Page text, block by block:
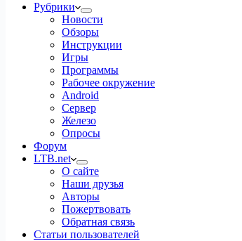
Рубрики
Новости
Обзоры
Инструкции
Игры
Программы
Рабочее окружение
Android
Сервер
Железо
Опросы
Форум
LTB.net
О сайте
Наши друзья
Авторы
Пожертвовать
Обратная связь
Статьи пользователей